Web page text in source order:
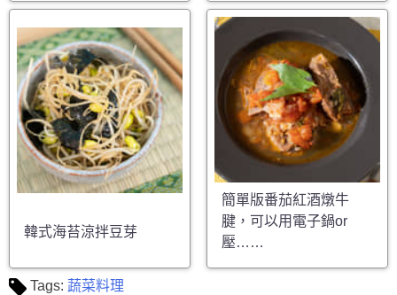
韓式海苔涼拌豆芽
簡單版番茄紅酒燉牛
腱，可以用電子鍋or
壓……
Tags: 蔬菜料理